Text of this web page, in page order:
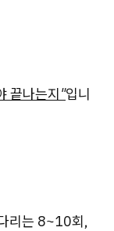
끝나는지"입니
리는 8~10회,